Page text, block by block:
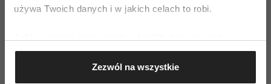
używa Twoich danych i w jakich celach to robi.
Gromadzić dane dotyczące Twojej lokalizacji
geograficznej z dokładnością nawet do kilku metrów
Zezwól na wszystkie
Scotch Whisky miesza się z polskim trójniakiem,
suszonymi śliwkami i kardamonem oraz
z kroplami The Bitter Truth Jerry Thomas Bitters